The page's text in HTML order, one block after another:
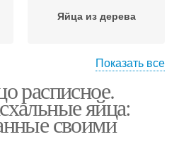
Яйца из дерева
Яйца к пасхе
Показать все
расписное.
яйца:
своими